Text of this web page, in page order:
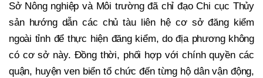
Sở Nông nghiệp và Môi trường đã chỉ đạo Chi cục Thủy
sản hướng dẫn các chủ tàu liên hệ cơ sở đăng kiểm
ngoài tỉnh để thực hiện đăng kiểm, do địa phương không
có cơ sở này. Đồng thời, phối hợp với chính quyền các
quận, huyện ven biển tổ chức đến từng hộ dân vận động,